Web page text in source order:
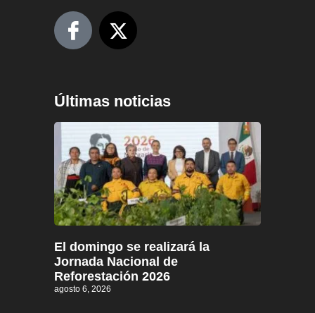
Últimas noticias
El domingo se realizará la
Jornada Nacional de
Reforestación 2026
agosto 6, 2026